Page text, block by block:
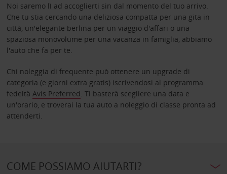
Noi saremo lì ad accoglierti sin dal momento del tuo arrivo.
Che tu stia cercando una deliziosa compatta per una gita in
città, un'elegante berlina per un viaggio d'affari o una
spaziosa monovolume per una vacanza in famiglia, abbiamo
l'auto che fa per te.
Chi noleggia di frequente può ottenere un upgrade di
categoria (e giorni extra gratis) iscrivendosi al programma
fedeltà Avis Preferred. Ti basterà scegliere una data e
un'orario, e troverai la tua auto a noleggio di classe pronta ad
attenderti.
COME POSSIAMO AIUTARTI?